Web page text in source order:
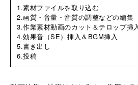
1.素材ファイルを取り込む
2.画質・音量・音質の調整などの編集
3.作業素材動画のカット＆テロップ挿入
4.効果音（SE）挿入＆BGM挿入
5.書き出し
6.投稿